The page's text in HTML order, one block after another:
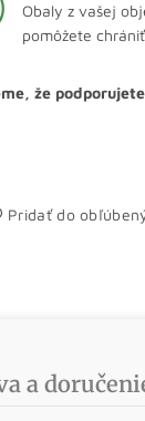
Obaly z vašej
pomôžete
že
Pridať do
a